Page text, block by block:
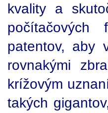
kvality a
počítačových
patentov, aby
rovnakými
krížovým
takých